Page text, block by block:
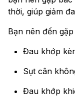
thời, giúp giảm
Bạn nên đến
Đau khớp
Sụt cân
Đau khớp